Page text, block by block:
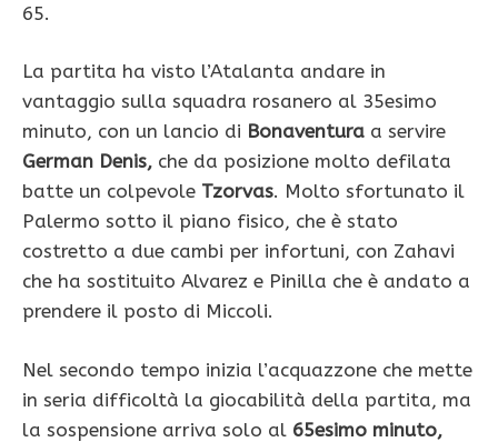
65.
La partita ha visto l’Atalanta andare in
vantaggio sulla squadra rosanero al 35esimo
minuto, con un lancio di Bonaventura a servire
German Denis, che da posizione molto defilata
batte un colpevole Tzorvas. Molto sfortunato il
Palermo sotto il piano fisico, che è stato
costretto a due cambi per infortuni, con Zahavi
che ha sostituito Alvarez e Pinilla che è andato a
prendere il posto di Miccoli.
Nel secondo tempo inizia l’acquazzone che mette
in seria difficoltà la giocabilità della partita, ma
la sospensione arriva solo al 65esimo minuto,